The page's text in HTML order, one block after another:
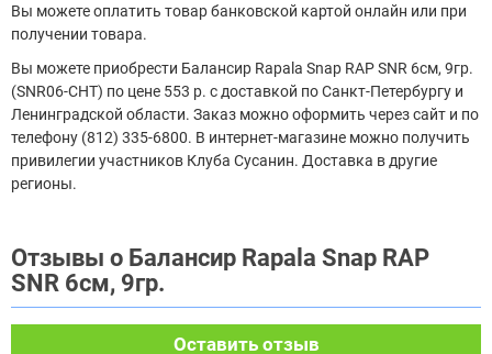
Вы можете оплатить товар банковской картой онлайн или при
получении товара.
Вы можете приобрести Балансир Rapala Snap RAP SNR 6см, 9гр.
(SNR06-CHT) по цене 553 р. с доставкой по Санкт-Петербургу и
Ленинградской области. Заказ можно оформить через сайт и по
телефону (812) 335-6800. В интернет-магазине можно получить
привилегии участников Клуба Сусанин. Доставка в другие
регионы.
Отзывы о Балансир Rapala Snap RAP
SNR 6см, 9гр.
Оставить отзыв